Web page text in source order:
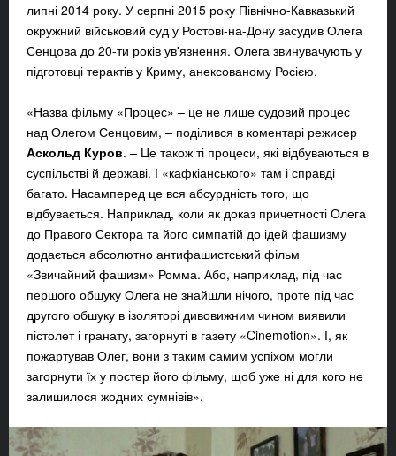
липні 2014 року. У серпні 2015 року Північно-Кавказький
окружний військовий суд у Ростові-на-Дону засудив Олега
Сенцова до 20-ти років ув'язнення. Олега звинувачують у
підготовці терактів у Криму, анексованому Росією.
«Назва фільму «Процес» – це не лише судовий процес
над Олегом Сенцовим, – поділився в коментарі режисер
Аскольд Куров. – Це також ті процеси, які відбуваються в
суспільстві й державі. І «кафкіанського» там і справді
багато. Насамперед це вся абсурдність того, що
відбувається. Наприклад, коли як доказ причетності Олега
до Правого Сектора та його симпатій до ідей фашизму
додається абсолютно антифашистський фільм
«Звичайний фашизм» Ромма. Або, наприклад, під час
першого обшуку Олега не знайшли нічого, проте під час
другого обшуку в ізоляторі дивовижним чином виявили
пістолет і гранату, загорнуті в газету «Cinemotion». І, як
пожартував Олег, вони з таким самим успіхом могли
загорнути їх у постер його фільму, щоб уже ні для кого не
залишилося жодних сумнівів».